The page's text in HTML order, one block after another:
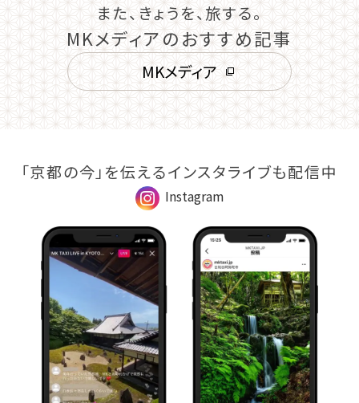
また、きょうを、旅する。
MKメディアのおすすめ記事
MKメディア
「京都の今」を伝えるインスタライブも配信中
Instagram